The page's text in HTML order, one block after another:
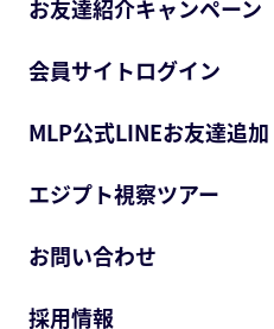
お友達紹介キャンペーン
会員サイトログイン
MLP公式LINEお友達追加
エジプト視察ツアー
お問い合わせ
採用情報